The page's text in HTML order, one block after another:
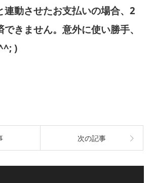
連動させたお支払いの場合、2
きません。意外に使い勝手、
)
次の記事